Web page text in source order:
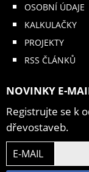
OSOBNÍ ÚDAJE
KALKULAČKY
PROJEKTY
RSS ČLÁNKŮ
NOVINKY E-
Registrujte se k
dřevostaveb.
E-MAIL